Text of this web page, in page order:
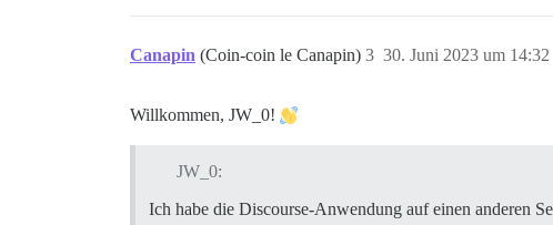
Canapin (Coin-coin le Canapin) 30. Juni 2023 um 14:32
3
Willkommen, JW_0!
JW_0:
Ich habe die Discourse-Anwendung auf einen anderen